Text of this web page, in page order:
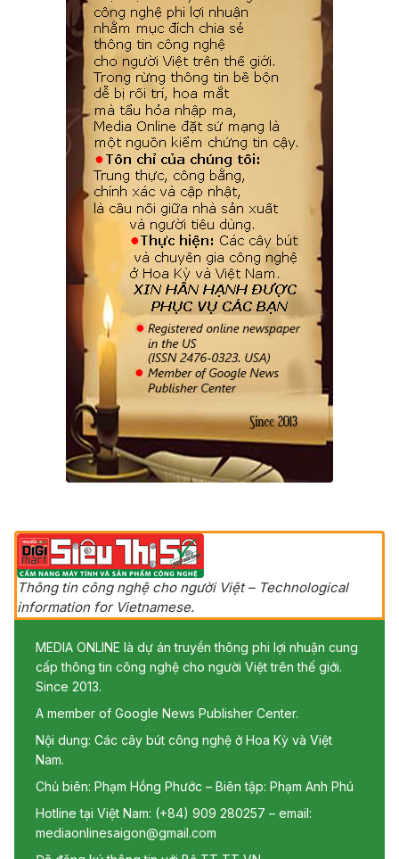
Thông tin công nghệ cho người Việt – Technological
information for Vietnamese.
MEDIA ONLINE là dự án truyền thông phi lợi nhuận cung
cấp thông tin công nghệ cho người Việt trên thế giới.
Since 2013.
A member of Google News Publisher Center.
Nội dung: Các cây bút công nghệ ở Hoa Kỳ và Việt
Nam.
Chủ biên: Phạm Hồng Phước – Biên tập: Phạm Anh Phú
Hotline tại Việt Nam: (+84) 909 280257 – email:
mediaonlinesaigon@gmail.com